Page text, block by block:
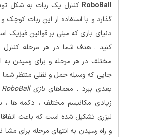
RoboBall کنترل یک ربات به شکل
گذارد و با استفاده از این ربات
دنیای بازی که مبنی بر قوانین فیزیک
کنید . هدف شما در هر مرحله کنترل
مختلف در هر مرحله و برای رسیدن به
جایی که وسیله حمل و نقلی منتظر شما
بعدی ببرد . معماهایبازی RoboBall
زیادی مکانیسم مختلف ، دکمه ها ،
لیزری تشکیل شده است که باعث
و راه رسیدن به انتهای مرحله برای